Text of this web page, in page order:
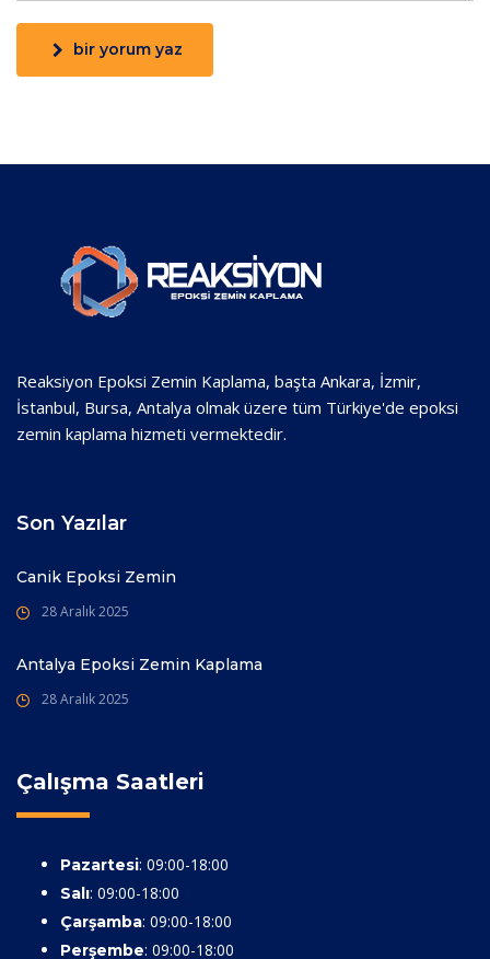
bir yorum yaz
Reaksiyon Epoksi Zemin Kaplama, başta Ankara, İzmir,
İstanbul, Bursa, Antalya olmak üzere tüm Türkiye'de epoksi
zemin kaplama hizmeti vermektedir.
Son Yazılar
Canik Epoksi Zemin
28 Aralık 2025
Antalya Epoksi Zemin Kaplama
28 Aralık 2025
Çalışma Saatleri
Pazartesi: 09:00-18:00
Salı: 09:00-18:00
Çarşamba: 09:00-18:00
Perşembe: 09:00-18:00